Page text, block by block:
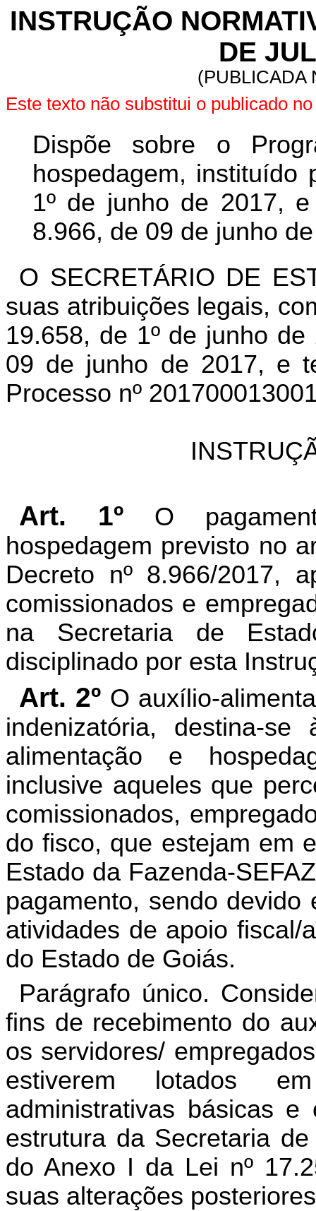
INSTRUÇÃO
DE
(PUBLICADA
Este texto não substitui o publicado
Dispõe sobre o
hospedagem, instituído
1º de junho de 2017,
8.966, de 09 de junho
O SECRETÁRIO DE
suas atribuições legais,
19.658, de 1º de junho
09 de junho de 2017, e
Processo nº
Art. 1º
O
hospedagem previsto no
Decreto nº 8.966/2017,
comissionados e
na Secretaria de
disciplinado por esta
Art. 2º O auxílio-
indenizatória, destina-
alimentação e
inclusive aqueles que
comissionados,
do fisco, que estejam em
Estado da Fazenda-
pagamento, sendo
atividades de apoio fiscal/
do Estado de Goiás.
Parágrafo único.
fins de recebimento do
os servidores/
estiverem lotados
administrativas básicas e
estrutura da Secretaria
do Anexo I da Lei nº
suas alterações